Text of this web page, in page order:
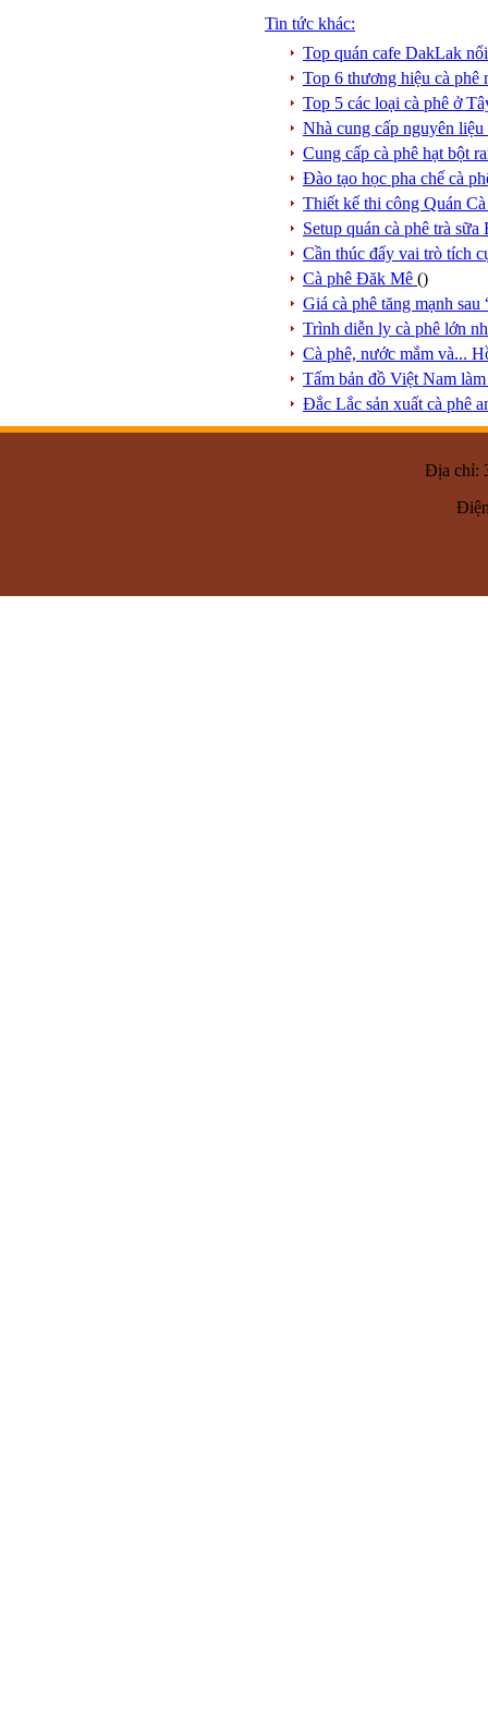
Tin tức khác:
Top quán cafe DakLak
Top 6 thương hiệu cà
Top 5 các loại cà phê ở
Nhà cung cấp nguyên
Cung cấp cà phê hạt bột
Đào tạo học pha chế cà
Thiết kế thi công Quán
Setup quán cà phê trà
Cần thúc đẩy vai trò tích
Cà phê Đăk Mê ()
Giá cà phê tăng mạnh
Trình diễn ly cà phê lớn
Cà phê, nước mắm và...
Tấm bản đồ Việt Nam
Đắc Lắc sản xuất cà phê
Địa chỉ: